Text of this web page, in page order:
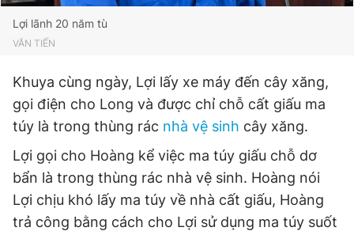
Lợi lãnh 20 năm tù
VĂN TIẾN
Khuya cùng ngày, Lợi lấy xe máy đến cây xăng,
gọi điện cho Long và được chỉ chỗ cất giấu ma
túy là trong thùng rác nhà vệ sinh cây xăng.
Lợi gọi cho Hoàng kể việc ma túy giấu chỗ dơ
bẩn là trong thùng rác nhà vệ sinh. Hoàng nói
Lợi chịu khó lấy ma túy về nhà cất giấu, Hoàng
trả công bằng cách cho Lợi sử dụng ma túy suốt